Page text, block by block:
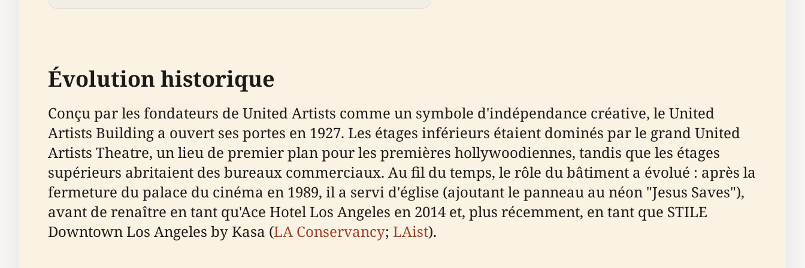
Évolution historique
Conçu par les fondateurs de United Artists comme un symbole d'indépendance créative, le United
Artists Building a ouvert ses portes en 1927. Les étages inférieurs étaient dominés par le grand United
Artists Theatre, un lieu de premier plan pour les premières hollywoodiennes, tandis que les étages
supérieurs abritaient des bureaux commerciaux. Au fil du temps, le rôle du bâtiment a évolué : après la
fermeture du palace du cinéma en 1989, il a servi d'église (ajoutant le panneau au néon "Jesus Saves"),
avant de renaître en tant qu'Ace Hotel Los Angeles en 2014 et, plus récemment, en tant que STILE
Downtown Los Angeles by Kasa (LA Conservancy; LAist).